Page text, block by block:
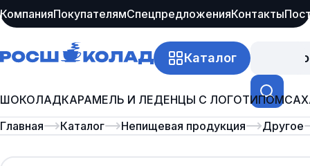
КомпанияПокупателямСпецпредложенияКонтакты
Каталог
ШОКОЛАДКАРАМЕЛЬ И ЛЕДЕНЦЫ С ЛОГОТИПОМ
Главная
Каталог Непищевая продукция Другое